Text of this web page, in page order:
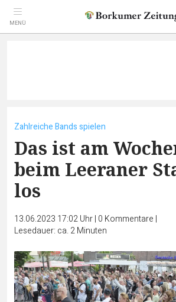
MENÜ
Zahlreiche Bands spielen
Das ist am
beim Leeraner
los
13.06.2023 17:02 Uhr| 0 Kommentare |
Lesedauer: ca. 2 Minuten